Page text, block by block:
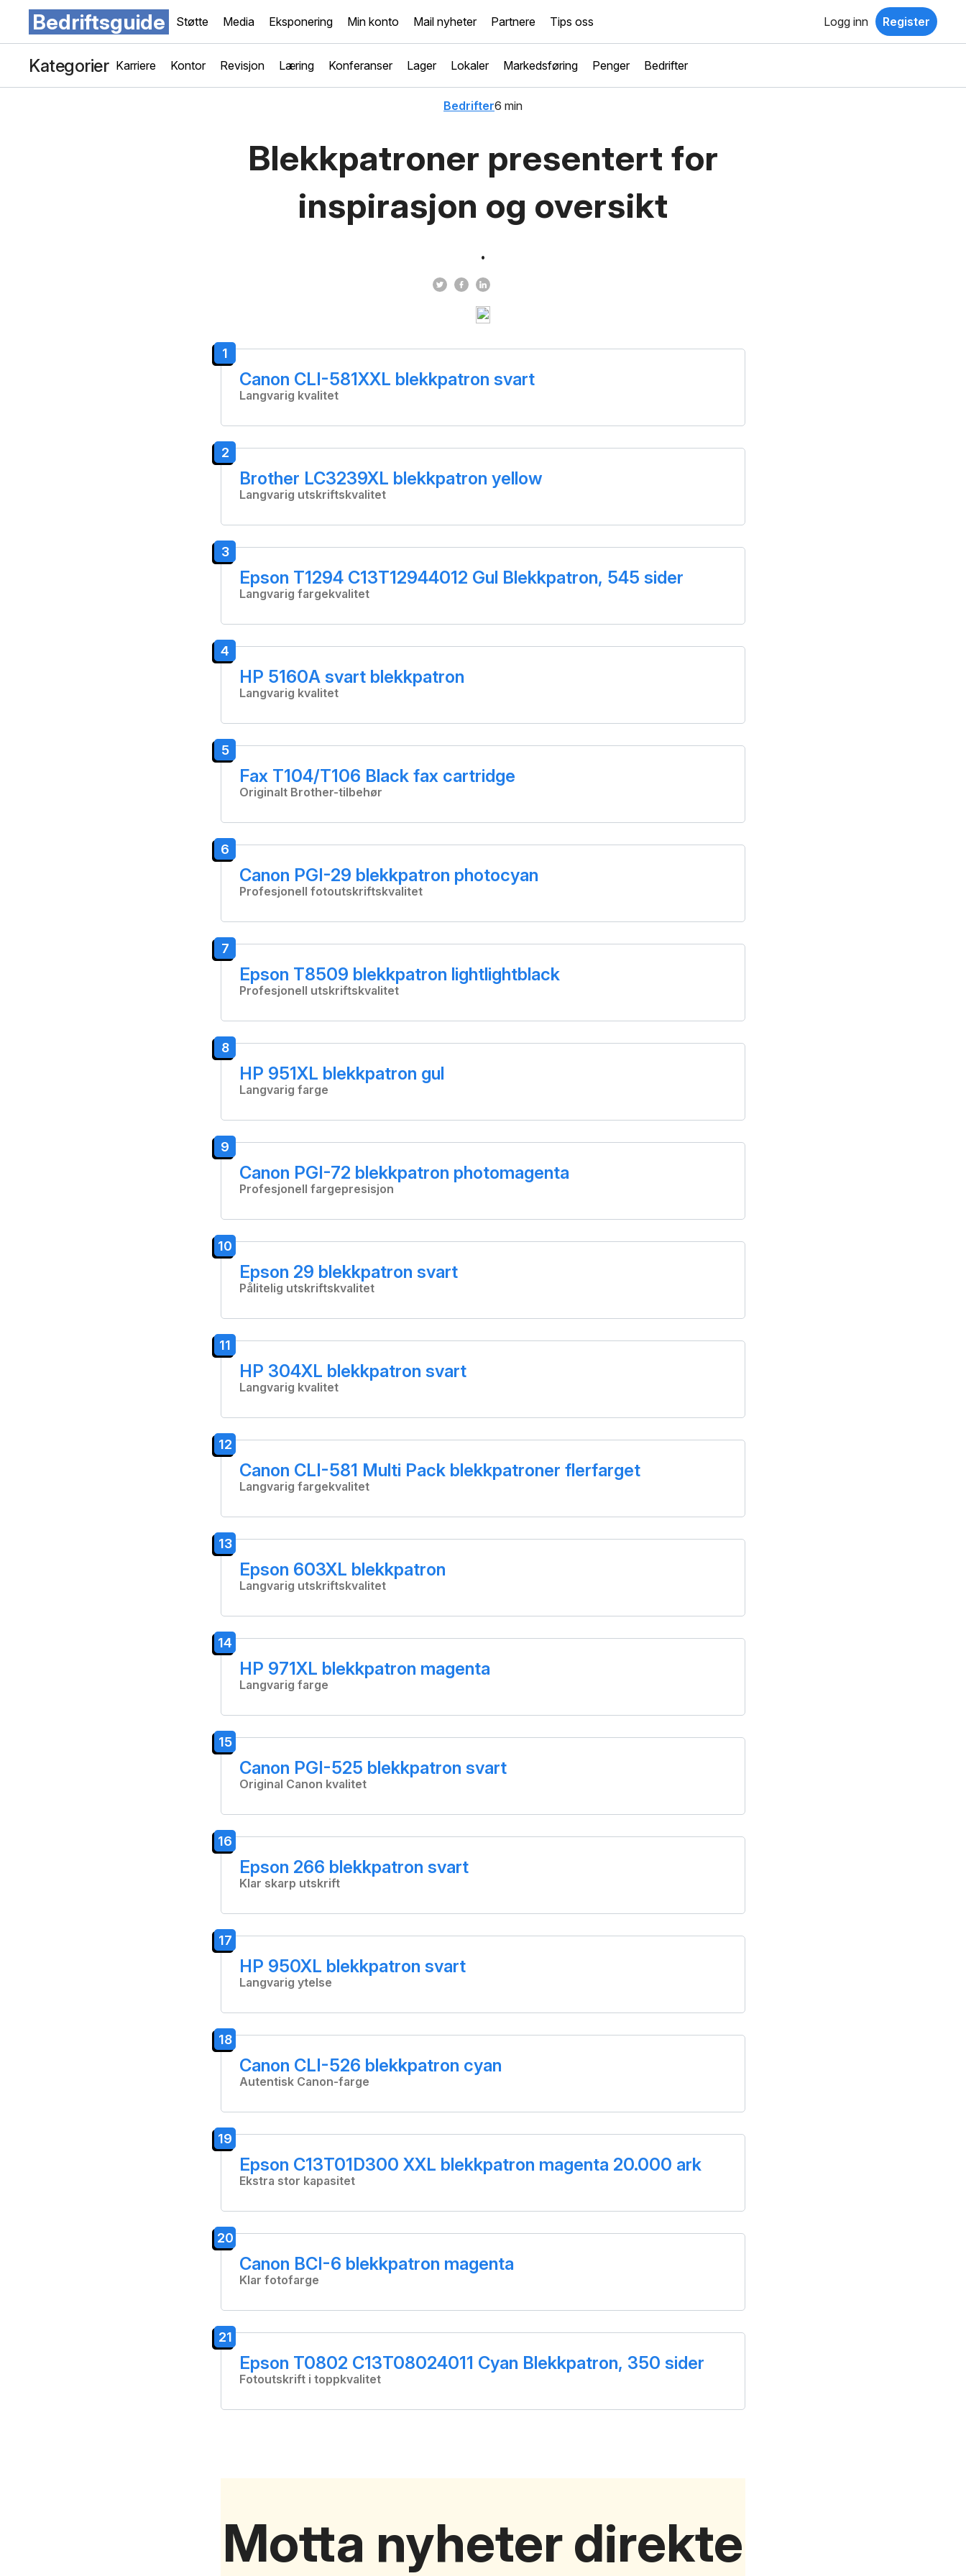
Bedriftsguide Støtte Media Eksponering Min konto Mail nyheter Partnere Tips oss Logg inn Register
Kategorier Karriere Kontor Revisjon Læring Konferanser Lager Lokaler Markedsføring Penger Bedrifter
Blekkpatroner presentert for
inspirasjon og oversikt
Bedrifter6 min
1
Langvarig kvalitet
Canon CLI-581XXL blekkpatron svart
2
Langvarig utskriftskvalitet
Brother LC3239XL blekkpatron yellow
3
Langvarig fargekvalitet
Epson T1294 C13T12944012 Gul Blekkpatron, 545 sider
4
Langvarig kvalitet
HP 5160A svart blekkpatron
5
Originalt Brother-tilbehør
Fax T104/T106 Black fax cartridge
6
Profesjonell fotoutskriftskvalitet
Canon PGI-29 blekkpatron photocyan
7
Profesjonell utskriftskvalitet
Epson T8509 blekkpatron lightlightblack
8
Langvarig farge
HP 951XL blekkpatron gul
9
Profesjonell fargepresisjon
Canon PGI-72 blekkpatron photomagenta
10
Pålitelig utskriftskvalitet
Epson 29 blekkpatron svart
11
Langvarig kvalitet
HP 304XL blekkpatron svart
12
Langvarig fargekvalitet
Canon CLI-581 Multi Pack blekkpatroner flerfarget
13
Langvarig utskriftskvalitet
Epson 603XL blekkpatron
14
Langvarig farge
HP 971XL blekkpatron magenta
15
Original Canon kvalitet
Canon PGI-525 blekkpatron svart
16
Klar skarp utskrift
Epson 266 blekkpatron svart
17
Langvarig ytelse
HP 950XL blekkpatron svart
18
Autentisk Canon-farge
Canon CLI-526 blekkpatron cyan
19
Ekstra stor kapasitet
Epson C13T01D300 XXL blekkpatron magenta 20.000 ark
20
Klar fotofarge
Canon BCI-6 blekkpatron magenta
21
Fotoutskrift i toppkvalitet
Epson T0802 C13T08024011 Cyan Blekkpatron, 350 sider
Motta nyheter direkte